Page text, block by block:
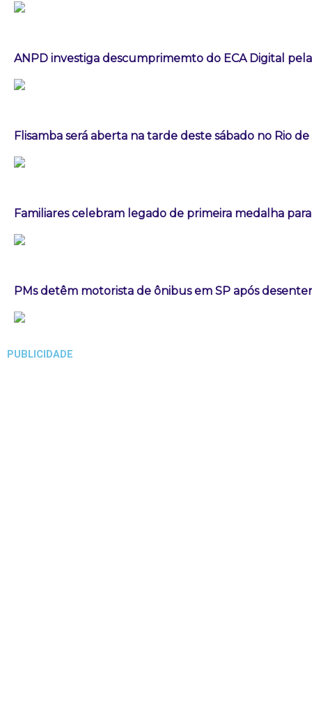
ANPD investiga descumprimemto do ECA Digital
Flisamba será aberta na tarde deste sábado no Rio
Familiares celebram legado de primeira medalha
PMs detêm motorista de ônibus em SP após
PUBLICIDADE